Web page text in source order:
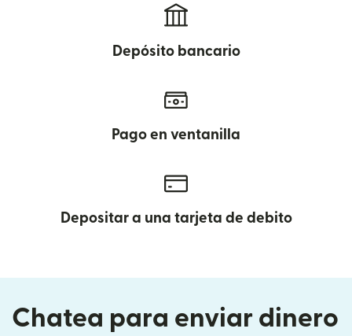
Depósito bancario
Pago en ventanilla
Depositar a una tarjeta de debito
Chatea para enviar dinero